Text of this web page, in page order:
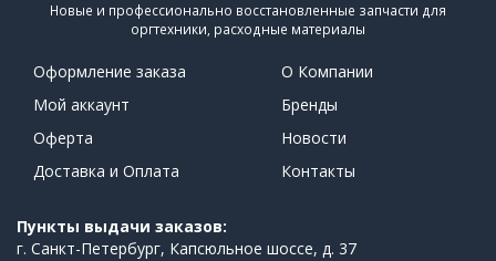
Новые и профессионально восстановленные запчасти для
оргтехники, расходные материалы
Оформление заказа
Мой аккаунт
Оферта
Доставка и Оплата
О Компании
Бренды
Новости
Контакты
Пункты выдачи заказов:
г. Санкт-Петербург, Капсюльное шоссе, д. 37